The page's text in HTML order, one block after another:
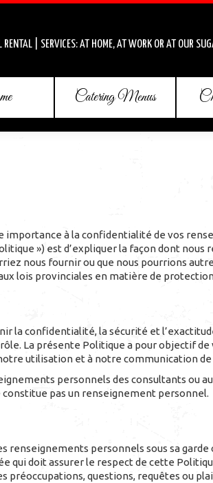
Catering Menus
| SERVICES: AT HOME, AT WORK OR AT OUR
importance à la confidentialité de vos
») est d’expliquer la façon dont nous
nous fournir ou que nous pourrions
lois provinciales en matière de
la confidentialité, la sécurité et
La présente Politique a pour objectif
utilisation et à notre communication
personnels des consultants ou
pas un renseignement personnel.
renseignements personnels sous sa
qui doit assurer le respect de cette
préoccupations, questions, requêtes ou